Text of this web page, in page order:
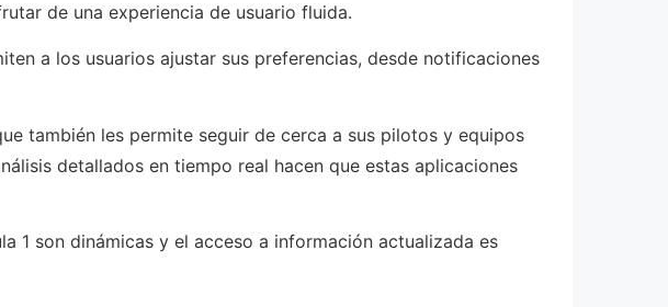
de una experiencia de usuario fluida.
a los usuarios ajustar sus preferencias, desde notificaciones
también les permite seguir de cerca a sus pilotos y equipos
detallados en tiempo real hacen que estas aplicaciones
1 son dinámicas y el acceso a información actualizada es